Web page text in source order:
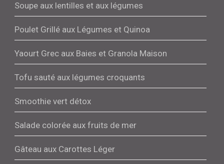
Soupe aux lentilles et aux légumes
Poulet Grillé aux Légumes et Quinoa
Yaourt Grec aux Baies et Granola Maison
Tofu sauté aux légumes croquants
Smoothie vert détox
Salade colorée aux fruits de mer
Gâteau aux Carottes Léger